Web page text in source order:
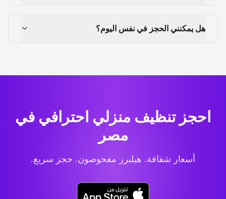
هل يمكنني الحجز في نفس اليوم؟
احجز تنظيف منزلي احترافي في
مصر
أسعار شفافة. هيلبرز مفحوصون. حجز سريع.